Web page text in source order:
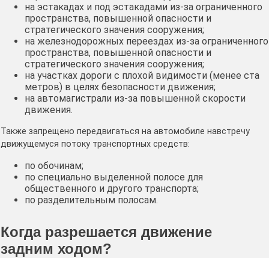
на эстакадах и под эстакадами из-за ограниченного
пространства, повышенной опасности и
стратегического значения сооружения;
на железнодорожных переездах из-за ограниченного
пространства, повышенной опасности и
стратегического значения сооружения;
на участках дороги с плохой видимости (менее ста
метров) в целях безопасности движения;
на автомагистрали из-за повышенной скорости
движения.
Также запрещено передвигаться на автомобиле навстречу
движущемуся потоку транспортных средств:
по обочинам;
по специально выделенной полосе для
общественного и другого транспорта;
по разделительным полосам.
Когда разрешается движение
задним ходом?